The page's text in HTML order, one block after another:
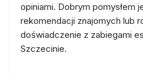
opiniami. Dobrym pomysłem
rekomendacji znajomych lub
doświadczenie z zabiegami
Szczecinie.